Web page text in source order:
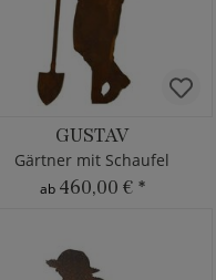
GUSTAV
Gärtner mit Schaufel
ab 460,00 € *